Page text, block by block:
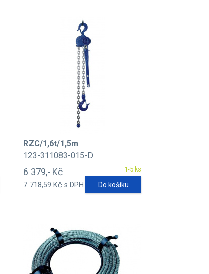
RZC/1,6t/1,5m
123-311083-015-D
1-5 ks
6 379,- Kč
7 718,59 Kč s DPH Do košíku